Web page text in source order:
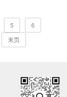
5
6
末页